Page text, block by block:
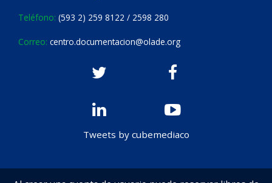
Teléfono: (593 2) 259 8122 / 2598 280
Correo: centro.documentacion@olade.org
Tweets by cubemediaco